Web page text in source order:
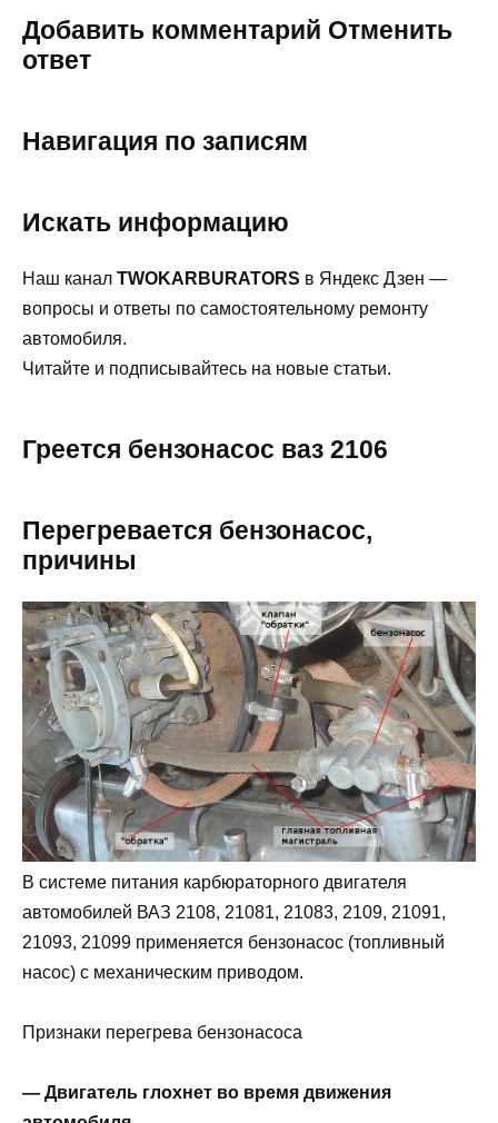
Добавить комментарий Отменить
ответ
Навигация по записям
Искать информацию
Наш канал TWOKARBURATORS в Яндекс Дзен —
вопросы и ответы по самостоятельному ремонту
автомобиля.
Читайте и подписывайтесь на новые статьи.
Греется бензонасос ваз 2106
Перегревается бензонасос,
причины
В системе питания карбюраторного двигателя
автомобилей ВАЗ 2108, 21081, 21083, 2109, 21091,
21093, 21099 применяется бензонасос (топливный
насос) с механическим приводом.
Признаки перегрева бензонасоса
— Двигатель глохнет во время движения